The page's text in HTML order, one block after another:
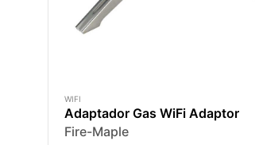
WIFI
Adaptador Gas WiFi Adaptor
Fire-Maple